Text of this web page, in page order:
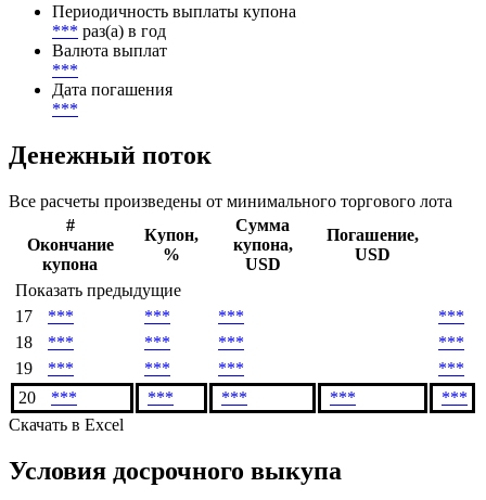
Периодичность выплаты купона
*** раз(а) в год
Валюта выплат
***
Дата погашения
***
Денежный поток
Все расчеты произведены от минимального торгового лота
#
Окончание
купона
Купон,
%
Сумма
купона,
USD
Погашение,
USD
Показать предыдущие
17
*** *** ***
***
18
*** *** ***
***
19
*** *** ***
***
20
*** *** *** ***
***
Скачать в Excel
Условия досрочного выкупа